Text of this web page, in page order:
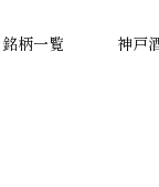
銘柄一覧 神戸